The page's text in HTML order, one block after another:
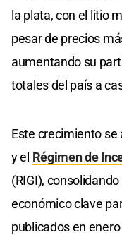
la plata, con el litio
pesar de precios
aumentando su
totales del país a
Este crecimiento
y el Régimen de
(RIGI),
económico clave
publicados en